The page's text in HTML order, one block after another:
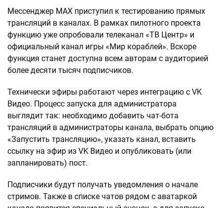
Мессенджер MAX приступил к тестированию прямых
трансляций в каналах. В рамках пилотного проекта
функцию уже опробовали телеканал «ТВ Центр» и
официальный канал игры «Мир кораблей». Вскоре
функция станет доступна всем авторам с аудиторией
более десяти тысяч подписчиков.
Технически эфиры работают через интеграцию с VK
Видео. Процесс запуска для администратора
выглядит так: необходимо добавить чат-бота
трансляций в администраторы канала, выбрать опцию
«Запустить трансляцию», указать канал, вставить
ссылку на эфир из VK Видео и опубликовать (или
запланировать) пост.
Подписчики будут получать уведомления о начале
стримов. Также в списке чатов рядом с аватаркой